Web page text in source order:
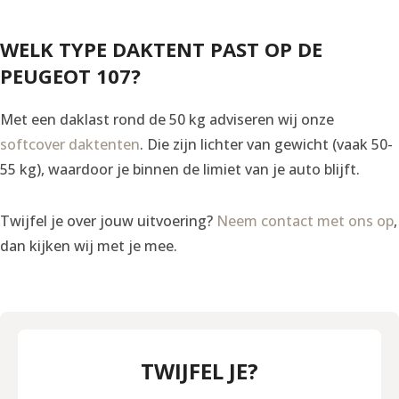
WELK TYPE DAKTENT PAST OP DE
PEUGEOT 107?
Met een daklast rond de 50 kg adviseren wij onze
softcover daktenten. Die zijn lichter van gewicht (vaak 50-
55 kg), waardoor je binnen de limiet van je auto blijft.
Twijfel je over jouw uitvoering? Neem contact met ons op,
dan kijken wij met je mee.
TWIJFEL JE?